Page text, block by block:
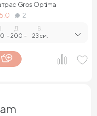
Gros Optima
5.0
2
-
Д.
200 -
В.
23 см.